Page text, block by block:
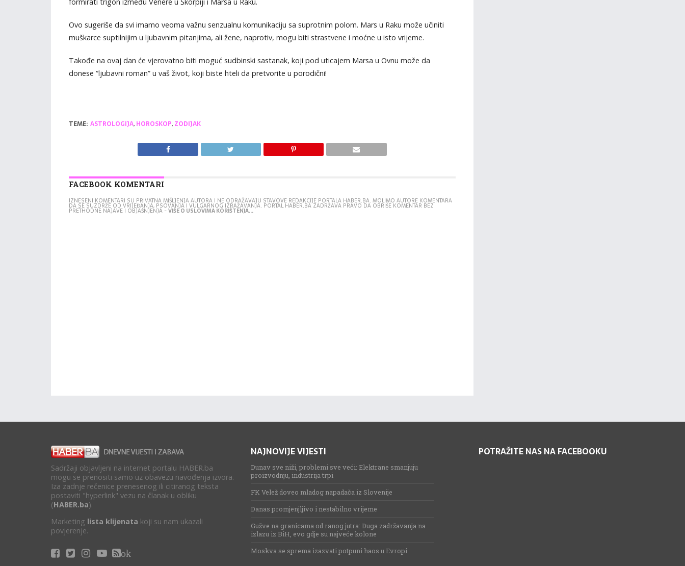
formirati trigon između Venere u Škorpiji i Marsa u Raku.
Ovo sugeriše da svi imamo veoma važnu senzualnu komunikaciju sa suprotnim polom. Mars u Raku može učiniti
muškarce suptilnijim u ljubavnim pitanjima, ali žene, naprotiv, mogu biti strastvene i moćne u isto vrijeme.
Takođe na ovaj dan će vjerovatno biti moguć sudbinski sastanak, koji pod uticajem Marsa u Ovnu može da
donese “ljubavni roman” u vaš život, koji biste hteli da pretvorite u porodični!
TEME: ASTROLOGIJA, HOROSKOP, ZODIJAK
FACEBOOK KOMENTARI
IZNESENI KOMENTARI SU PRIVATNA MIŠLJENJA AUTORA I NE ODRAŽAVAJU STAVOVE REDAKCIJE PORTALA HABER.BA. MOLIMO AUTORE KOMENTARA
DA SE SUZDRŽE OD VRIJEĐANJA, PSOVANJA I VULGARNOG IZRAŽAVANJA. PORTAL HABER.BA ZADRŽAVA PRAVO DA OBRIŠE KOMENTAR BEZ
PRETHODNE NAJAVE I OBJAŠNJENJA -VIŠE O USLOVIMA KORIŠTENJA...
Sadržaji objavljeni na internet portalu HABER.ba
mogu se prenositi samo uz obavezu navođenja izvora.
Iza zadnje rečenice prenesenog ili citiranog teksta
postaviti "hyperlink" vezu na članak u obliku
(HABER.ba).
Marketing lista klijenata koji su nam ukazali
povjerenje.
ok
NAJNOVIJE VIJESTI
Dunav sve niži, problemi sve veći: Elektrane smanjuju
proizvodnju, industrija trpi
FK Velež doveo mladog napadača iz Slovenije
Danas promjenjljivo i nestabilno vrijeme
Gužve na granicama od ranog jutra: Duga zadržavanja na
izlazu iz BiH, evo gdje su najveće kolone
Moskva se sprema izazvati potpuni haos u Evropi
POTRAŽITE NAS NA FACEBOOKU